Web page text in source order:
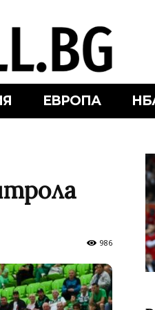
ЕВРОПА
986